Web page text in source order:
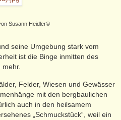
Susann Heidler©
seine Umgebung stark vom
ist die Binge inmitten des
Felder, Wiesen und Gewässer
mit den bergbaulichen
auch in den heilsamem
„Schmuckstück“, weil ein